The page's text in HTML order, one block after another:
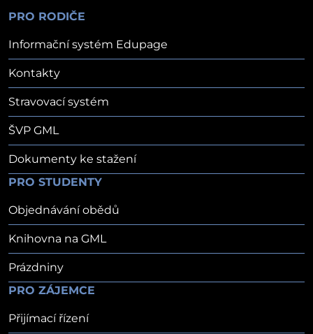
PRO RODIČE
Informační systém Edupage
Kontakty
Stravovací systém
ŠVP GML
Dokumenty ke stažení
PRO STUDENTY
Objednávání obědů
Knihovna na GML
Prázdniny
PRO ZÁJEMCE
Přijímací řízení